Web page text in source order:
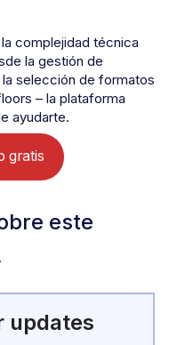
complejidad técnica
la gestión de
selección de formatos
– la plataforma
ayudarte.
gratis
este
updates